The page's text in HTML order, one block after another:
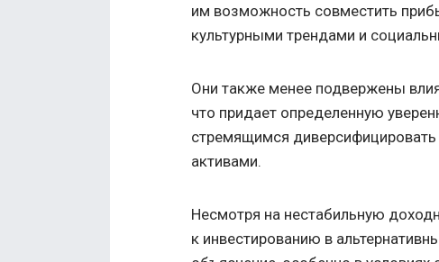
им возможность совместить
культурными трендами и
Они также менее подвержены
что придает определенную
стремящимся
активами.
Несмотря на нестабильную
к инвестированию в